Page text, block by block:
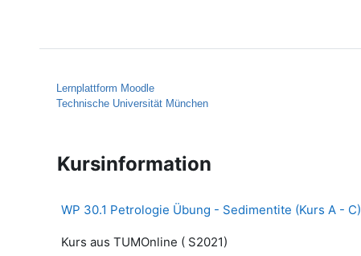
Lernplattform Moodle
Technische Universität München
Kursinformation
WP 30.1 Petrologie Übung - Sedimentite (Kurs A - C)
Kurs aus TUMOnline ( S2021)